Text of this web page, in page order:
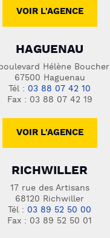
VOIR L'AGENCE
HAGUENAU
Hélène Boucher
67500 Haguenau
Tél : 03 88 07 42 10
Fax : 03 88 07 42 19
VOIR L'AGENCE
RICHWILLER
17 rue des Artisans
68120 Richwiller
Tél : 03 89 52 50 00
Fax : 03 89 52 50 01